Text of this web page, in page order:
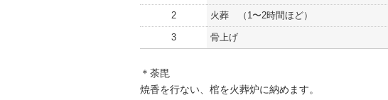
2 火葬 （1〜2時間ほど）
3 骨上げ
＊荼毘
焼香を行ない、棺を火葬炉に納めます。